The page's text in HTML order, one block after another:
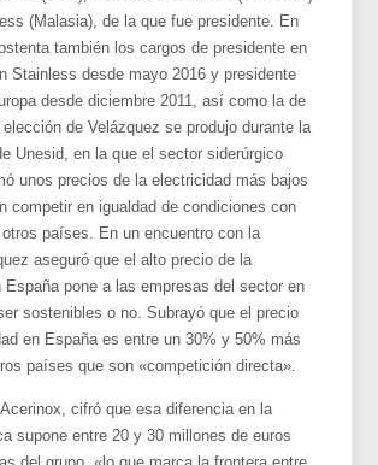
(Malasia), de la que fue presidente. En
también los cargos de presidente en
Stainless desde mayo 2016 y presidente
desde diciembre 2011, así como la de
de Velázquez se produjo durante la
Unesid, en la que el sector siderúrgico
unos precios de la electricidad más bajos
competir en igualdad de condiciones con
países. En un encuentro con la
aseguró que el alto precio de la
España pone a las empresas del sector en
sostenibles o no. Subrayó que el precio
en España es entre un 30% y 50% más
países que son «competición directa».
cifró que esa diferencia en la
supone entre 20 y 30 millones de euros